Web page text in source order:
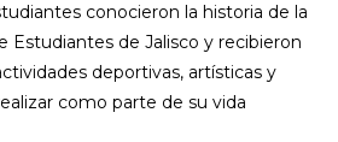
conocieron la historia de la
Estudiantes de Jalisco y recibieron
deportivas, artísticas y
como parte de su vida